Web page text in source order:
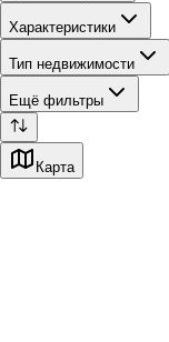
Характеристики
Тип недвижимости
Ещё фильтры
Карта